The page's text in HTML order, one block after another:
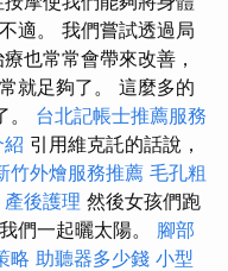
適。 我們嘗試透過局
也常常會帶來改善，
就足夠了。 這麼多的
。 台北記帳士推薦服務
引用維克託的話說，
竹外燴服務推薦 毛孔粗
產後護理 然後女孩們跑
們一起曬太陽。 腳部
略 助聽器多少錢 小型